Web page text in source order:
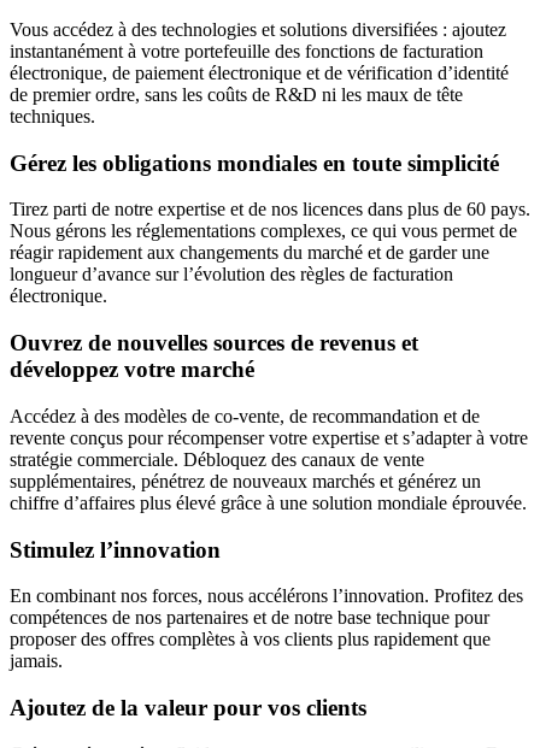
Vous accédez à des technologies et solutions diversifiées : ajoutez
instantanément à votre portefeuille des fonctions de facturation
électronique, de paiement électronique et de vérification d’identité
de premier ordre, sans les coûts de R&D ni les maux de tête
techniques.
Gérez les obligations mondiales en toute simplicité
Tirez parti de notre expertise et de nos licences dans plus de 60 pays.
Nous gérons les réglementations complexes, ce qui vous permet de
réagir rapidement aux changements du marché et de garder une
longueur d’avance sur l’évolution des règles de facturation
électronique.
Ouvrez de nouvelles sources de revenus et
développez votre marché
Accédez à des modèles de co-vente, de recommandation et de
revente conçus pour récompenser votre expertise et s’adapter à votre
stratégie commerciale. Débloquez des canaux de vente
supplémentaires, pénétrez de nouveaux marchés et générez un
chiffre d’affaires plus élevé grâce à une solution mondiale éprouvée.
Stimulez l’innovation
En combinant nos forces, nous accélérons l’innovation. Profitez des
compétences de nos partenaires et de notre base technique pour
proposer des offres complètes à vos clients plus rapidement que
jamais.
Ajoutez de la valeur pour vos clients